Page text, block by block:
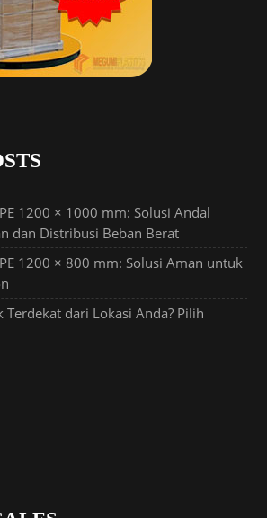
1200 × 1000 mm: Solusi Andal
dan Distribusi Beban Berat
1200 × 800 mm: Solusi Aman untuk
Terdekat dari Lokasi Anda? Pilih